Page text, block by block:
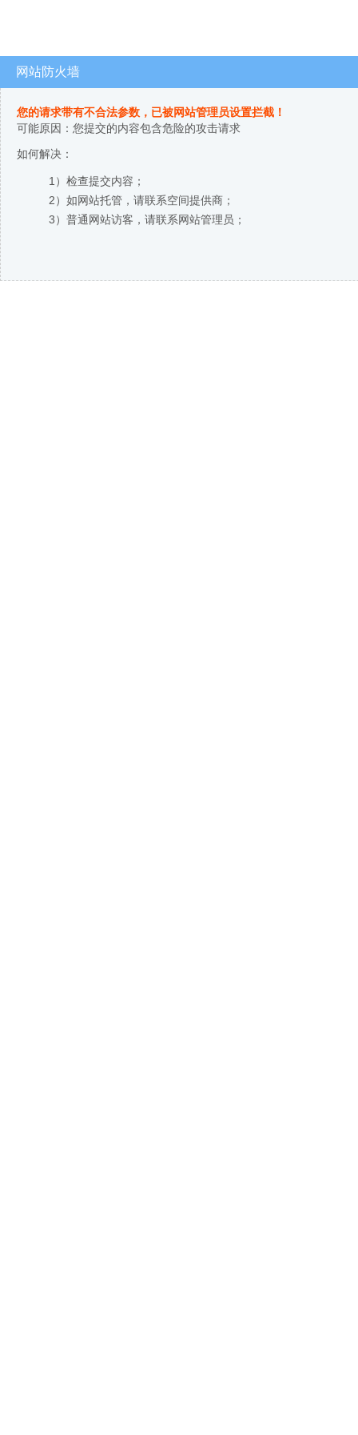
网站防火墙
您的请求带有不合法参数，已被网站管理员设置拦截！
可能原因：您提交的内容包含危险的攻击请求
如何解决：
1）检查提交内容；
2）如网站托管，请联系空间提供商；
3）普通网站访客，请联系网站管理员；